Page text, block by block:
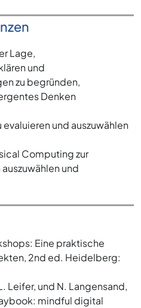
Lage,
und
zu begründen,
Denken
und auszuwählen
Computing zur
und
Eine praktische
2nd ed. Heidelberg:
Leifer, und N. Langensand,
mindful digital